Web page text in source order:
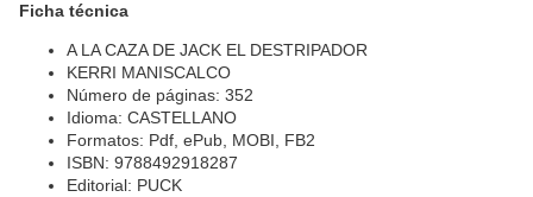
Ficha técnica
A LA CAZA DE JACK EL DESTRIPADOR
KERRI MANISCALCO
Número de páginas: 352
Idioma: CASTELLANO
Formatos: Pdf, ePub, MOBI, FB2
ISBN: 9788492918287
Editorial: PUCK